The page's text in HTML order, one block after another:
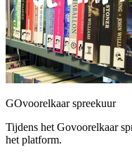
GOvoorelkaar spreekuur
Tijdens het Govoorelkaar
het platform.